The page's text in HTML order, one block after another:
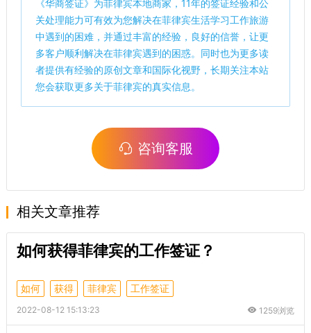
《华商签证》为菲律宾本地商家，11年的签证经验和公
关处理能力可有效为您解决在菲律宾生活学习工作旅游
中遇到的困难，并通过丰富的经验，良好的信誉，让更
多客户顺利解决在菲律宾遇到的困惑。同时也为更多读
者提供有经验的原创文章和国际化视野，长期关注本站
您会获取更多关于菲律宾的真实信息。
咨询客服
相关文章推荐
如何获得菲律宾的工作签证？
如何 获得 菲律宾 工作签证
2022-08-12 15:13:23 1259浏览